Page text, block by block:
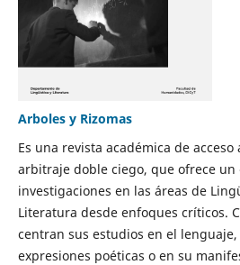
Arboles y Rizomas
Es una revista académica de
arbitraje doble ciego, que ofrece un
investigaciones en las áreas de
Literatura desde enfoques críticos.
centran sus estudios en el lenguaje,
expresiones poéticas o en su